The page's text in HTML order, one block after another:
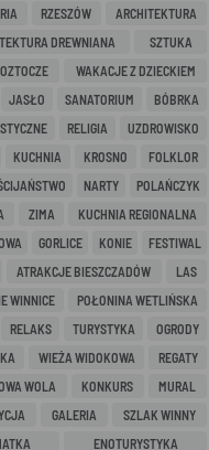
RZESZÓW
ARCHITEKTURA
DREWNIANA
SZTUKA
WAKACJE Z DZIECKIEM
JASŁO SANATORIUM
BÓBRKA
RELIGIA
UZDROWISKO
KUCHNIA KROSNO
FOLKLOR
NARTY
POLAŃCZYK
ZIMA
KUCHNIA REGIONALNA
GORLICE KONIE
FESTIWAL
ATRAKCJE BIESZCZADÓW
LAS
WINNICE
POŁONINA WETLIŃSKA
RELAKS TURYSTYKA
OGRODY
WIEŻA WIDOKOWA
REGATY
WOLA KONKURS
MURAL
GALERIA
SZLAK WINNY
ENOTURYSTYKA